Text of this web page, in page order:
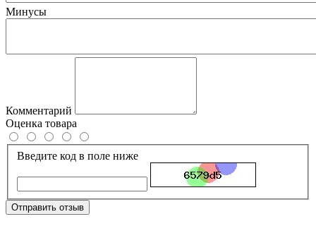
Минусы
Комментарий
Оценка товара
Введите код в поле ниже
Отправить отзыв